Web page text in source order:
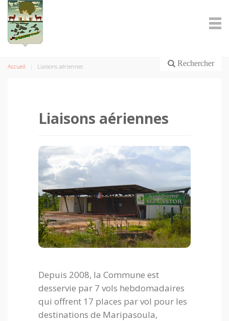
Rechercher
Accueil Liaisons aériennes
Liaisons aériennes
Depuis 2008, la Commune est
desservie par 7 vols hebdomadaires
qui offrent 17 places par vol pour les
destinations de Maripasoula,